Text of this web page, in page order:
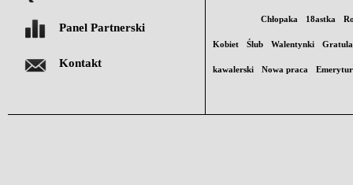
Panel Partnerski
Kontakt
Chłopaka 18astka
Kobiet Ślub Walentynki
kawalerski Nowa praca